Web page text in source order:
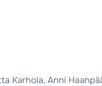
Karhola, Anni